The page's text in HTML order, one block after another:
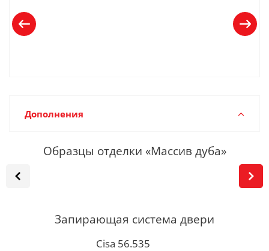
Дополнения
Образцы отделки «Массив дуба»
Запирающая система двери
Cisa 56.535